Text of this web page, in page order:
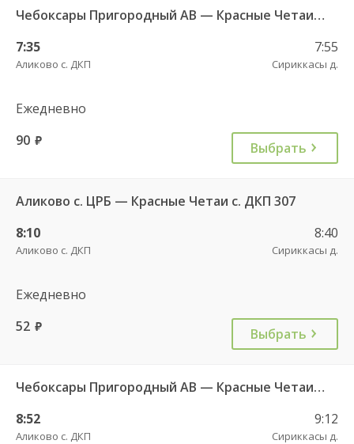
Чебоксары Пригородный АВ — Красные Четаи с. ДКП ч/з Аликово с. ДКП 753
7:35
Аликово с. ДКП
7:55
Сириккасы д.
Ежедневно
90 руб. Выбрать
Аликово с. ЦРБ — Красные Четаи с. ДКП 307
8:10
Аликово с. ДКП
8:40
Сириккасы д.
Ежедневно
52 руб. Выбрать
Чебоксары Пригородный АВ — Красные Четаи с. ДКП ч/з Аликово с. ДКП 753
8:52
Аликово с. ДКП
9:12
Сириккасы д.